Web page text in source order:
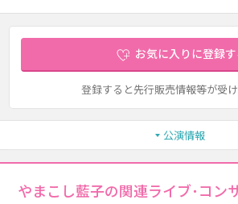
お気に入りに登録す
登録すると先行販売情報等が受
公演情報
やまこし藍子の関連ライブ･コン